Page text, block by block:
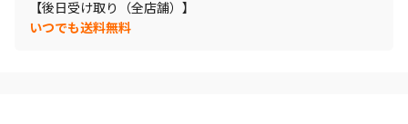
【後日受け取り（全店舗）】
いつでも送料無料